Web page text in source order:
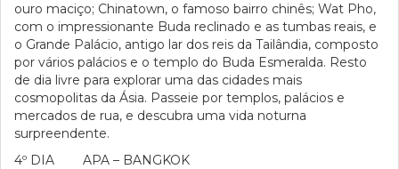
ouro maciço; Chinatown, o famoso bairro chinês; Wat Pho,
com o impressionante Buda reclinado e as tumbas reais, e
o Grande Palácio, antigo lar dos reis da Tailândia, composto
por vários palácios e o templo do Buda Esmeralda. Resto
de dia livre para explorar uma das cidades mais
cosmopolitas da Ásia. Passeie por templos, palácios e
mercados de rua, e descubra uma vida noturna
surpreendente.
4º DIA APA – BANGKOK